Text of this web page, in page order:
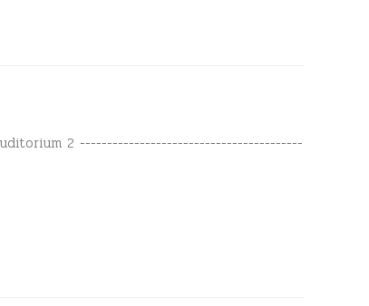
Auditorium 2 -----------------------------------------